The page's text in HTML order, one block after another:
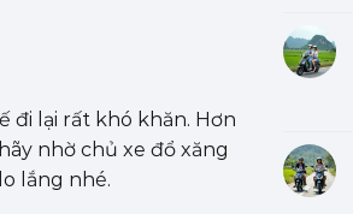
đi lại rất khó khăn. Hơn
nhờ chủ xe đổ xăng
lắng nhé.